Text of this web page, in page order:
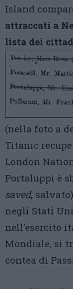
Island
attraccati a
lista dei
(nella foto a
Titanic
London
Portaluppi è
saved,
negli Stati
nell’esercito
Mondiale, si
contea di